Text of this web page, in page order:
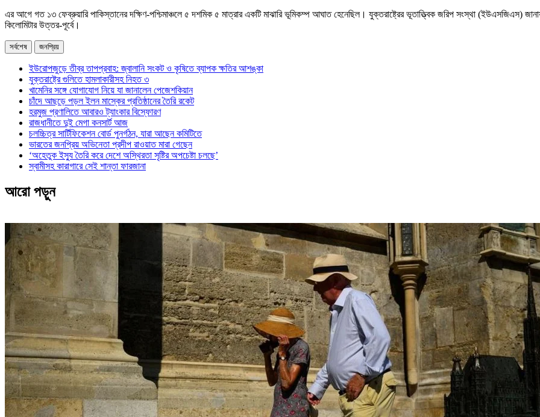
এর আগে গত ১৩ ফেব্রুয়ারি পাকিস্তানের দক্ষিণ-পশ্চিমাঞ্চলে ৫ দশমিক ৫ মাত্রার একটি মাঝারি ভূমিকম্প আঘাত হেনেছিল। যুক্তরাষ্ট্রের ভূতাত্ত্বিক জরিপ সংস্থা (ইউএসজিএস)
কিলোমিটার উত্তর-পূর্বে।
সর্বশেষ জনপ্রিয়
ইউরোপজুড়ে তীব্র তাপপ্রবাহ: জ্বালানি সংকট ও কৃষিতে ব্যাপক ক্ষতির আশঙ্কা
যুক্তরাষ্ট্রে গুলিতে হামলাকারীসহ নিহত ৩
খামেনির সঙ্গে যোগাযোগ নিয়ে যা জানালেন পেজেশকিয়ান
চাঁদে আছড়ে পড়ল ইলন মাস্কের প্রতিষ্ঠানের তৈরি রকেট
হরমুজ প্রণালিতে আবারও ট্যাংকার বিস্ফোরণ
রাজধানীতে দুই মেগা কনসার্ট আজ
চলচ্চিত্র সার্টিফিকেশন বোর্ড পুনর্গঠন, যারা আছেন কমিটিতে
ভারতের জনপ্রিয় অভিনেতা প্রদীপ রাওয়াত মারা গেছেন
‘অহেতুক ইস্যু তৈরি করে দেশে অস্থিরতা সৃষ্টির অপচেষ্টা চলছে’
স্বামীসহ কারাগারে সেই শান্তা ফারজানা
আরো পড়ুন